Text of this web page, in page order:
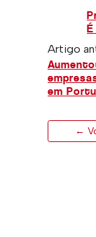
Artigo
em
←